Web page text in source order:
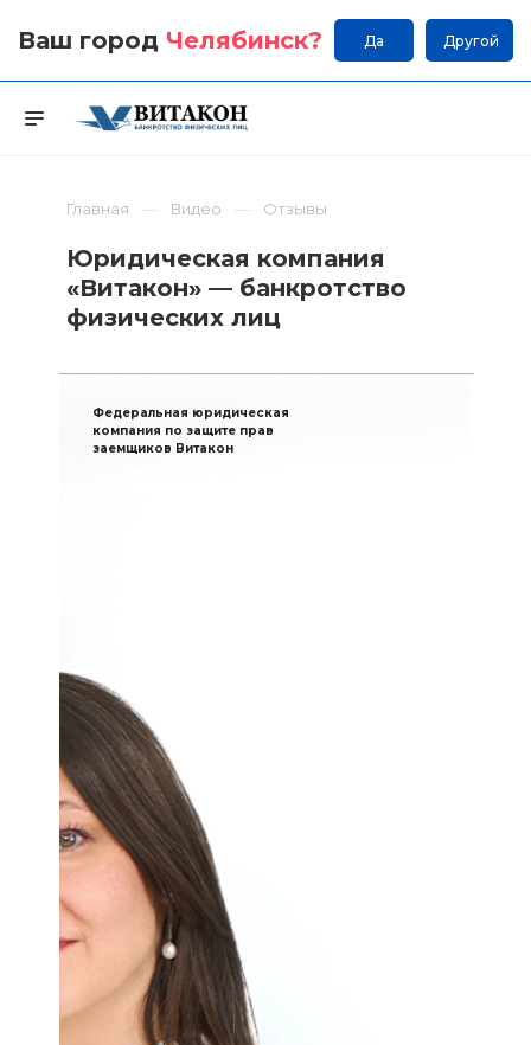
Ваш город Челябинск? Да Другой
Главная Видео Отзывы
Юридическая компания
«Витакон» — банкротство
физических лиц
Федеральная юридическая
компания по защите прав
заемщиков Витакон